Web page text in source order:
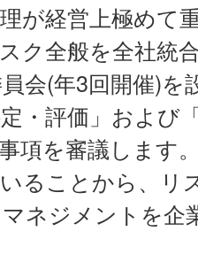
が経営上極めて
ク全般を全社統
会(年3回開催)を
・評価」および
項を審議します
ることから、リ
ネジメントを企